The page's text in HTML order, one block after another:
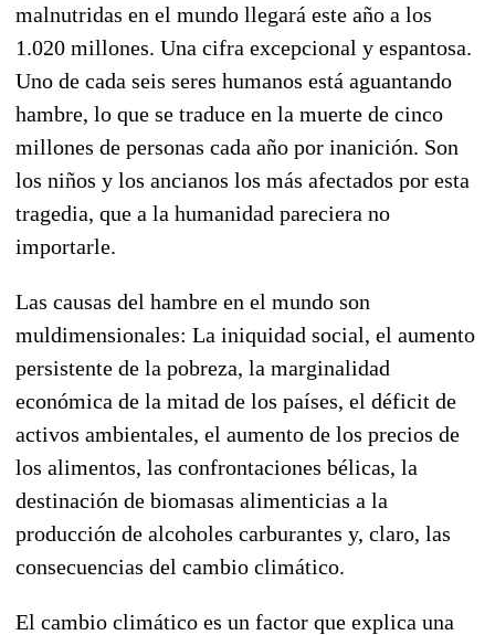
malnutridas en el mundo llegará este año a los
1.020 millones. Una cifra excepcional y espantosa.
Uno de cada seis seres humanos está aguantando
hambre, lo que se traduce en la muerte de cinco
millones de personas cada año por inanición. Son
los niños y los ancianos los más afectados por esta
tragedia, que a la humanidad pareciera no
importarle.
Las causas del hambre en el mundo son
muldimensionales: La iniquidad social, el aumento
persistente de la pobreza, la marginalidad
económica de la mitad de los países, el déficit de
activos ambientales, el aumento de los precios de
los alimentos, las confrontaciones bélicas, la
destinación de biomasas alimenticias a la
producción de alcoholes carburantes y, claro, las
consecuencias del cambio climático.
El cambio climático es un factor que explica una